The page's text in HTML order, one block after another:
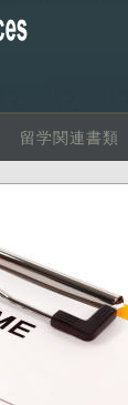
留学関連書類